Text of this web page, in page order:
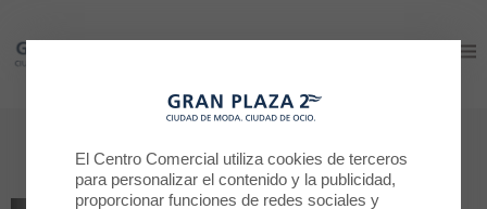
Gran Plaza 2
SORTEO POPEYES
Gran Plaza 2
El Centro Comercial utiliza cookies de terceros
para personalizar el contenido y la publicidad,
proporcionar funciones de redes sociales y